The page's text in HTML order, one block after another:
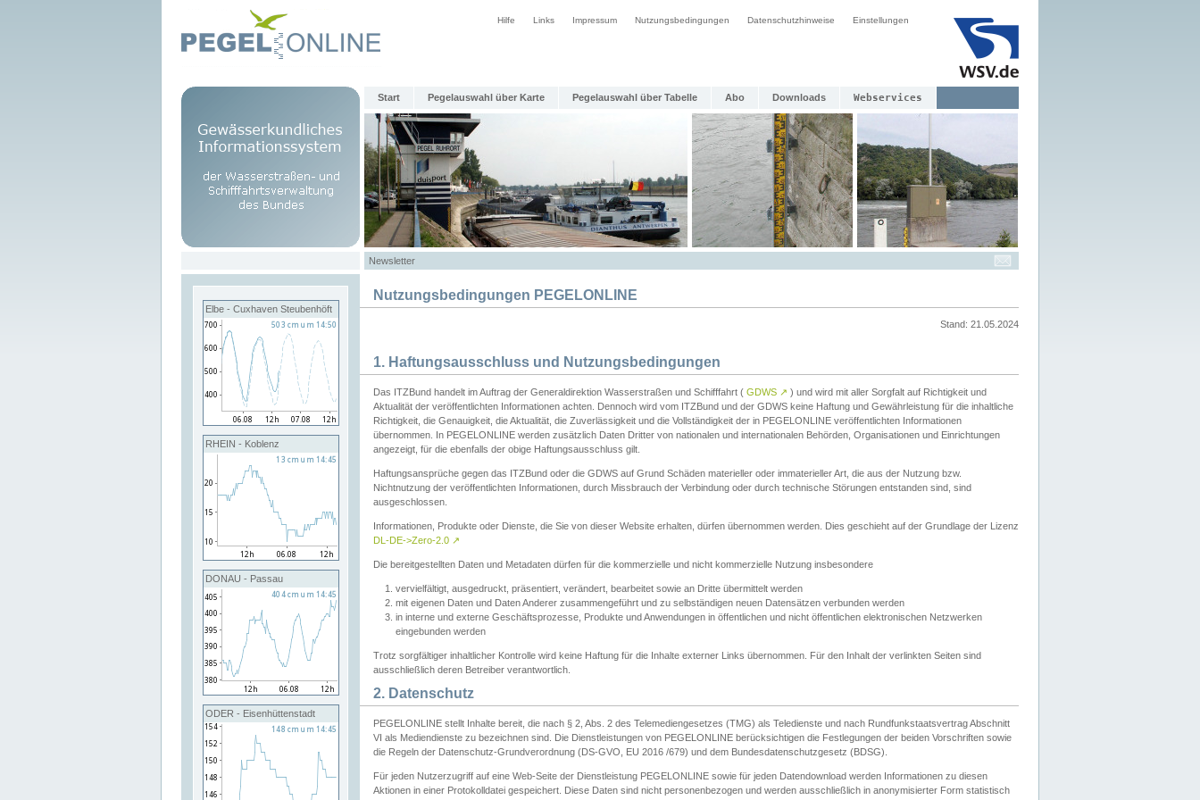
Hilfe Links Impressum Nutzungsbedingungen Datenschutzhinweise Einstellungen
Start Pegelauswahl über Karte Pegelauswahl über Tabelle Abo Downloads Webservices
Newsletter
Elbe - Cuxhaven Steubenhöft
RHEIN - Koblenz
DONAU - Passau
ODER - Eisenhüttenstadt
Nutzungsbedingungen PEGELONLINE
Stand: 21.05.2024
1. Haftungsausschluss und Nutzungsbedingungen
Das ITZBund handelt im Auftrag der Generaldirektion Wasserstraßen und Schifffahrt ( GDWS ↗ ) und wird mit aller Sorgfalt auf Richtigkeit und
Aktualität der veröffentlichten Informationen achten. Dennoch wird vom ITZBund und der GDWS keine Haftung und Gewährleistung für die inhaltliche
Richtigkeit, die Genauigkeit, die Aktualität, die Zuverlässigkeit und die Vollständigkeit der in PEGELONLINE veröffentlichten Informationen
übernommen. In PEGELONLINE werden zusätzlich Daten Dritter von nationalen und internationalen Behörden, Organisationen und Einrichtungen
angezeigt, für die ebenfalls der obige Haftungsausschluss gilt.
Haftungsansprüche gegen das ITZBund oder die GDWS auf Grund Schäden materieller oder immaterieller Art, die aus der Nutzung bzw.
Nichtnutzung der veröffentlichten Informationen, durch Missbrauch der Verbindung oder durch technische Störungen entstanden sind, sind
ausgeschlossen.
Informationen, Produkte oder Dienste, die Sie von dieser Website erhalten, dürfen übernommen werden. Dies geschieht auf der Grundlage der Lizenz
DL-DE->Zero-2.0 ↗
Die bereitgestellten Daten und Metadaten dürfen für die kommerzielle und nicht kommerzielle Nutzung insbesondere
vervielfältigt, ausgedruckt, präsentiert, verändert, bearbeitet sowie an Dritte übermittelt werden
mit eigenen Daten und Daten Anderer zusammengeführt und zu selbständigen neuen Datensätzen verbunden werden
in interne und externe Geschäftsprozesse, Produkte und Anwendungen in öffentlichen und nicht öffentlichen elektronischen Netzwerken
eingebunden werden
Trotz sorgfältiger inhaltlicher Kontrolle wird keine Haftung für die Inhalte externer Links übernommen. Für den Inhalt der verlinkten Seiten sind
ausschließlich deren Betreiber verantwortlich.
2. Datenschutz
PEGELONLINE stellt Inhalte bereit, die nach § 2, Abs. 2 des Telemediengesetzes (TMG) als Teledienste und nach Rundfunkstaatsvertrag Abschnitt
VI als Mediendienste zu bezeichnen sind. Die Dienstleistungen von PEGELONLINE berücksichtigen die Festlegungen der beiden Vorschriften sowie
die Regeln der Datenschutz-Grundverordnung (DS-GVO, EU 2016 /679) und dem Bundesdatenschutzgesetz (BDSG).
Für jeden Nutzerzugriff auf eine Web-Seite der Dienstleistung PEGELONLINE sowie für jeden Datendownload werden Informationen zu diesen
Aktionen in einer Protokolldatei gespeichert. Diese Daten sind nicht personenbezogen und werden ausschließlich in anonymisierter Form statistisch